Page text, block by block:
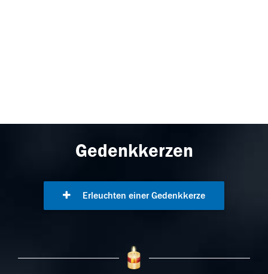
Gedenkkerzen
Erleuchten einer Gedenkkerze